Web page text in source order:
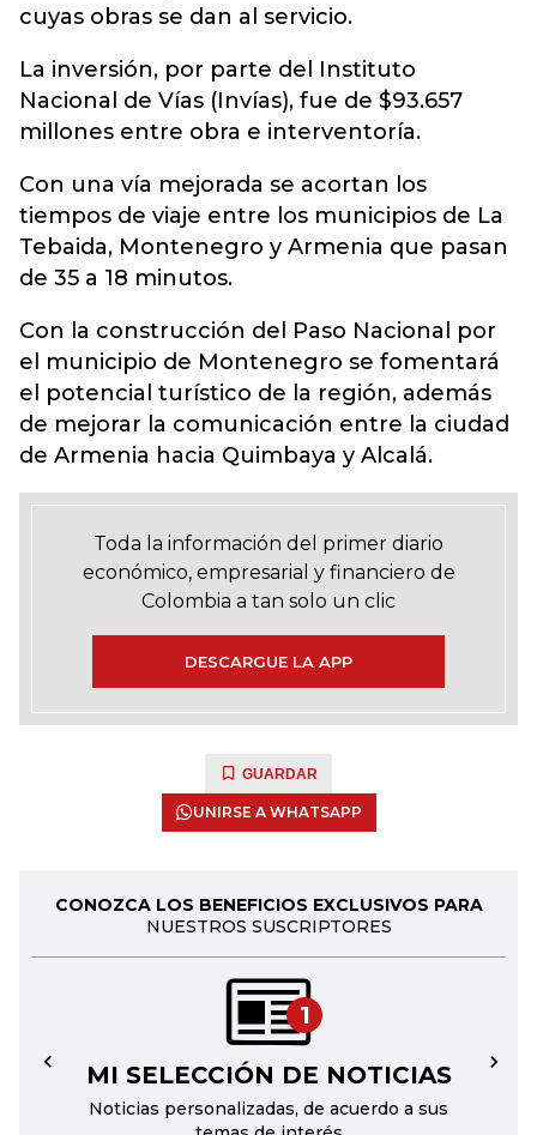
cuyas obras se dan al servicio.
La inversión, por parte del Instituto
Nacional de Vías (Invías), fue de $93.657
millones entre obra e interventoría.
Con una vía mejorada se acortan los
tiempos de viaje entre los municipios de La
Tebaida, Montenegro y Armenia que pasan
de 35 a 18 minutos.
Con la construcción del Paso Nacional por
el municipio de Montenegro se fomentará
el potencial turístico de la región, además
de mejorar la comunicación entre la ciudad
de Armenia hacia Quimbaya y Alcalá.
Toda la información del primer diario
económico, empresarial y financiero de
Colombia a tan solo un clic
DESCARGUE LA APP
GUARDAR
UNIRSE A WHATSAPP
CONOZCA LOS BENEFICIOS EXCLUSIVOS PARA
NUESTROS SUSCRIPTORES
1
MI SELECCIÓN DE NOTICIAS
Noticias personalizadas, de acuerdo a sus
← →